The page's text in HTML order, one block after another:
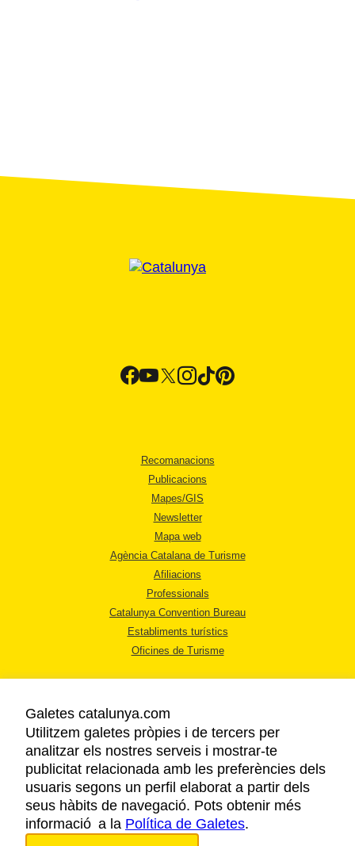
Recomanacions
Publicacions
Mapes/GIS
Newsletter
Mapa web
Agència Catalana de Turisme
Afiliacions
Professionals
Catalunya Convention Bureau
Establiments turístics
Oficines de Turisme
AVÍS LEGAL
POLÍTICA DE PRIVACITAT
COOKIES
ACCESSIBILITAT
Galetes catalunya.com
Utilitzem galetes pròpies i de tercers per
analitzar els nostres serveis i mostrar-te
publicitat relacionada amb les preferències dels
usuaris segons un perfil elaborat a partir dels
seus hàbits de navegació. Pots obtenir més
informació a la Política de Galetes.